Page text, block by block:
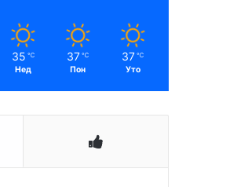
35 ℃
Нед
37 ℃
Пон
37 ℃
Уто